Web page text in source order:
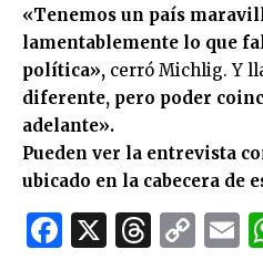
«Tenemos un país
lamentablemente lo que
política», cerró Michlig. Y
diferente, pero poder
adelante».
Pueden ver la entrevista
ubicado en la cabecera de
Facebook
X